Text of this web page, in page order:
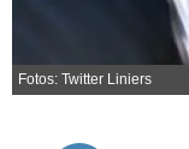
Fúnebres
Clasificados
Fotos: Twitter Liniers